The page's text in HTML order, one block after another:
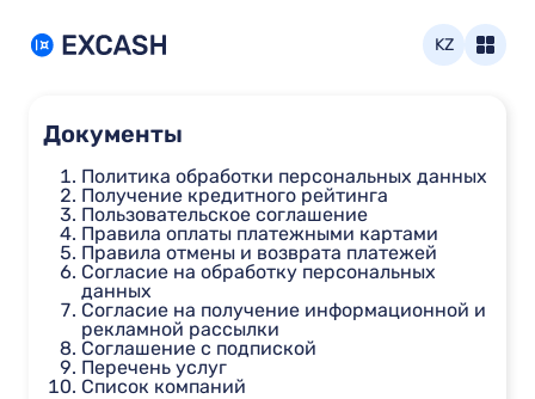
KZ
Документы
Политика обработки персональных данных
Получение кредитного рейтинга
Пользовательское соглашение
Правила оплаты платежными картами
Правила отмены и возврата платежей
Согласие на обработку персональных
данных
Согласие на получение информационной и
рекламной рассылки
Соглашение с подпиской
Перечень услуг
Список компаний